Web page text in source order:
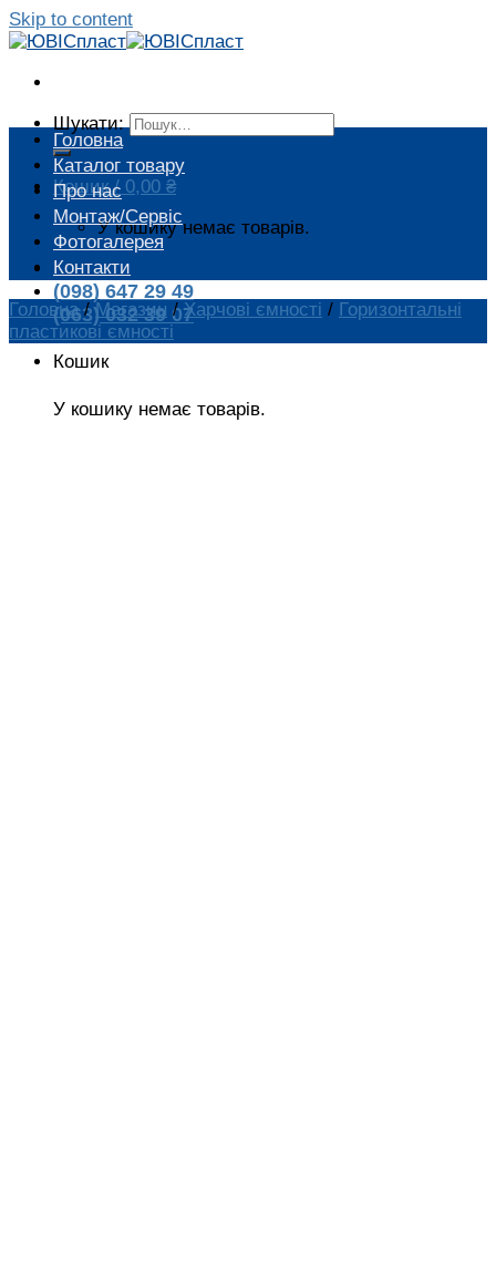
Skip to content
Шукати:
Кошик / 0,00 ₴
У кошику немає товарів.
(098) 647 29 49
(063) 032 39 07
Кошик
У кошику немає товарів.
Головна
Каталог товару
Про нас
Монтаж/Сервіс
Фотогалерея
Контакти
Головна / Магазин / Харчові ємності / Горизонтальні
пластикові ємності